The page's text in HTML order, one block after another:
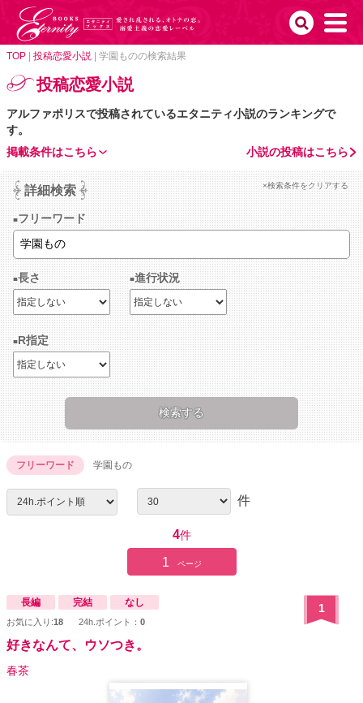
TOP 投稿恋愛小説 学園ものの検索結果
投稿恋愛小説
アルファポリスで投稿されているエタニティ小説のランキングで
す。
小説の投稿はこちら
掲載条件はこちら
詳細検索 ×検索条件をクリアする
フリーワード
長さ 進行状況
R指定
フリーワード 学園もの
件
4件
1 ページ
長編 完結 なし
お気に入り:18 24h.ポイント： 0
1
好きなんて、ウソつき。
春茶